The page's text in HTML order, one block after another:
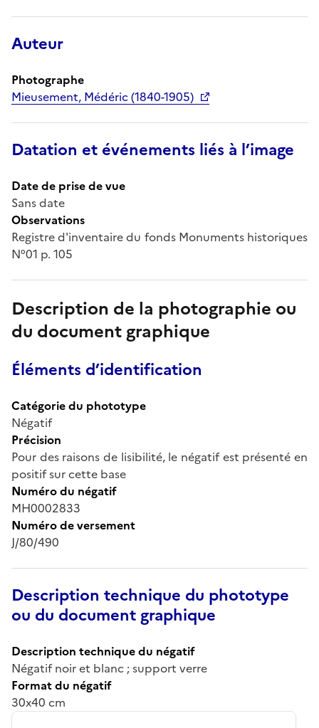
Auteur
Photographe
Mieusement, Médéric (1840-1905)
Datation et événements liés à l’image
Date de prise de vue
Sans date
Observations
Registre d'inventaire du fonds Monuments historiques
N°01 p. 105
Description de la photographie ou
du document graphique
Éléments d’identification
Catégorie du phototype
Négatif
Précision
Pour des raisons de lisibilité, le négatif est présenté en
positif sur cette base
Numéro du négatif
MH0002833
Numéro de versement
J/80/490
Description technique du phototype
ou du document graphique
Description technique du négatif
Négatif noir et blanc ; support verre
Format du négatif
30x40 cm